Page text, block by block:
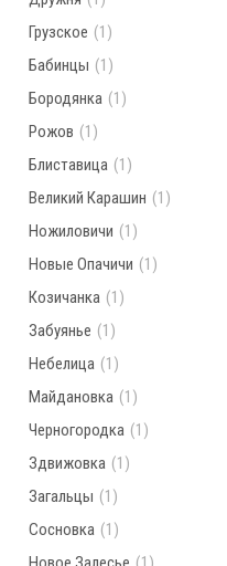
Грузское (1)
Бабинцы (1)
Бородянка (1)
Рожов (1)
Блиставица (1)
Великий Карашин (1)
Ножиловичи (1)
Новые Опачичи (1)
Козичанка (1)
Забуянье (1)
Небелица (1)
Майдановка (1)
Черногородка (1)
Здвижовка (1)
Загальцы (1)
Сосновка (1)